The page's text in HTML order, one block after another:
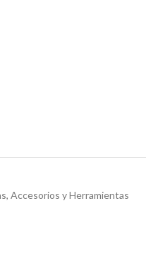
, Accesorios y Herramientas